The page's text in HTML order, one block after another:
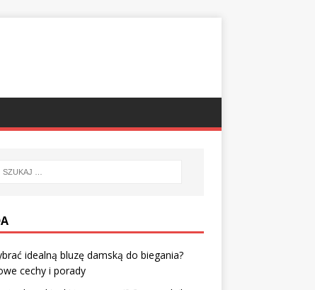
idealną bluzę damską do biegania?
cechy i porady